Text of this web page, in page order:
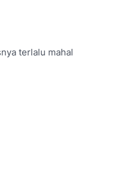
terlalu mahal